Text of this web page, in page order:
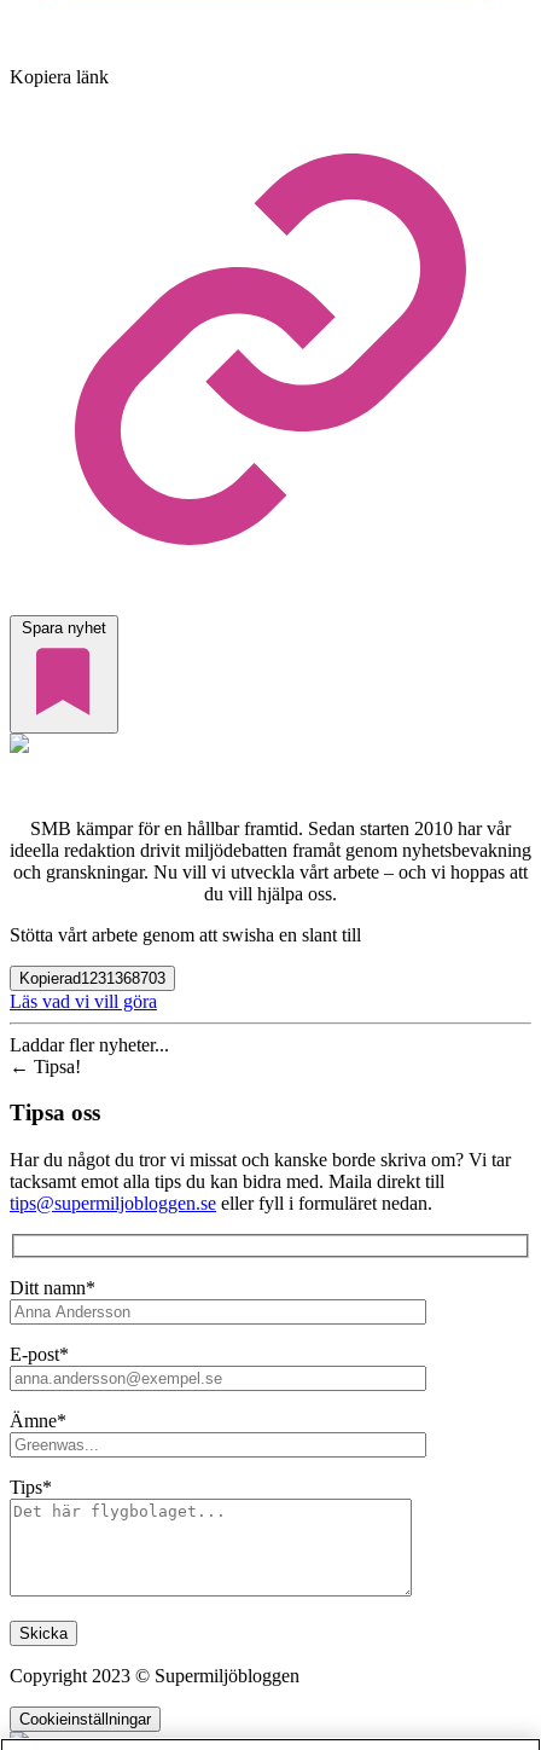
Kopiera länk
Spara nyhet
SMB kämpar för en hållbar framtid. Sedan starten 2010 har vår
ideella redaktion drivit miljödebatten framåt genom nyhetsbevakning
och granskningar. Nu vill vi utveckla vårt arbete – och vi hoppas att
du vill hjälpa oss.
Stötta vårt arbete genom att swisha en slant till
Kopierad1231368703
Läs vad vi vill göra
Laddar fler nyheter...
← Tipsa!
Tipsa oss
Har du något du tror vi missat och kanske borde skriva om? Vi tar
tacksamt emot alla tips du kan bidra med. Maila direkt till
tips@supermiljobloggen.se eller fyll i formuläret nedan.
Ditt namn*
E-post*
Ämne*
Tips*
Lämna detta fält tomt.
Copyright 2023 © Supermiljöbloggen
Cookieinställningar